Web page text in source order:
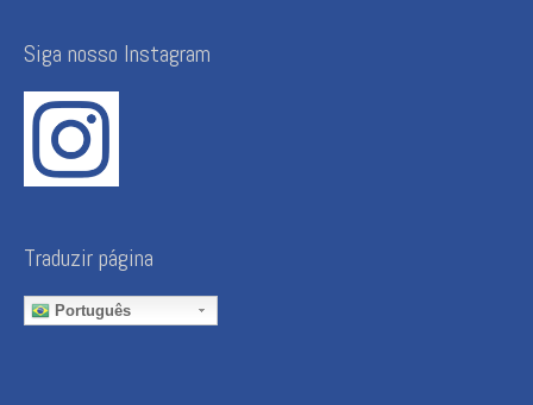
Siga nosso Instagram
Traduzir página
Português